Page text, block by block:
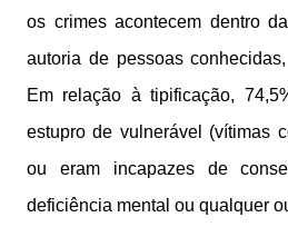
os crimes acontecem dentro
autoria de pessoas
Em relação à tipificação,
estupro de vulnerável (vítimas
ou eram incapazes de
deficiência mental ou qualquer